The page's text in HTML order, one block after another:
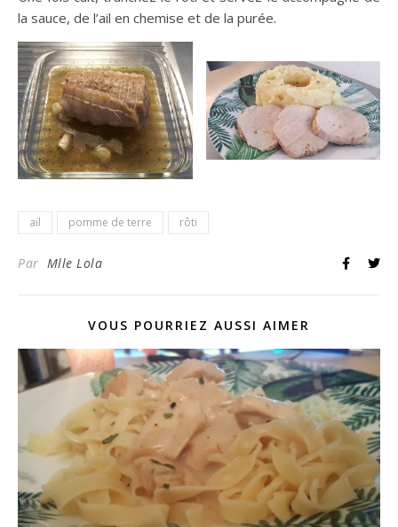
la sauce, de l’ail en chemise et de la purée.
ail pomme de terre rôti
Par Mlle Lola
VOUS POURRIEZ AUSSI AIMER